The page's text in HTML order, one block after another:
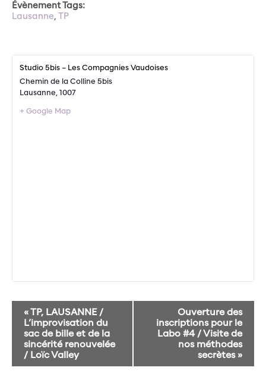
Évènement Tags:
Lausanne, TP
Studio 5bis – Les Compagnies Vaudoises
Chemin de la Colline 5bis
Lausanne 1007
+ Google Map
Navigation
Évènement
«TP, LAUSANNE /
L’improvisation du
sac de bille et de la
sincérité renouvelée
/ Loïc Valley
Ouverture des
inscriptions pour le
Labo #4 / Visite de
nos méthodes
secrètes »